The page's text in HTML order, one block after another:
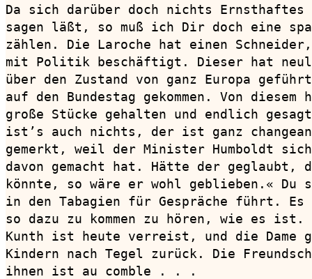
Da sich darüber doch nichts
sagen läßt, so muß ich Dir doch eine
zählen. Die Laroche hat einen
mit Politik beschäftigt. Dieser hat
über den Zustand von ganz Europa
auf den Bundestag gekommen. Von
große Stücke gehalten und endlich
ist’s auch nichts, der ist ganz
gemerkt, weil der Minister Humboldt
davon gemacht hat. Hätte der geglaubt,
könnte, so wäre er wohl geblieben.« Du
in den Tabagien für Gespräche führt.
so dazu zu kommen zu hören, wie es ist.
Kunth ist heute verreist, und die Dame
Kindern nach Tegel zurück. Die
ihnen ist au comble . . .